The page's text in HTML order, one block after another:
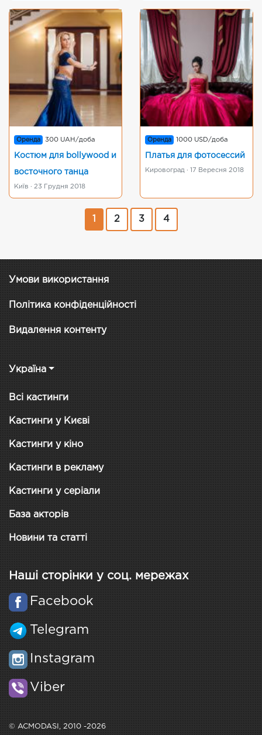
Оренда 300 UAH/доба
Костюм для bollywood и
восточного танца
Київ · 23 Грудня 2018
Оренда 1000 USD/доба
Платья для фотосессий
Кировоград · 17 Вересня 2018
2 3 4
Умови використання
Політика конфіденційності
Видалення контенту
Україна
Всі кастинги
Кастинги у Києві
Кастинги у кіно
Кастинги в рекламу
Кастинги у серіали
База акторів
Новини та статті
Наші сторінки у соц. мережах
Facebook
Telegram
Instagram
Viber
© ACMODASI, 2010 -2026